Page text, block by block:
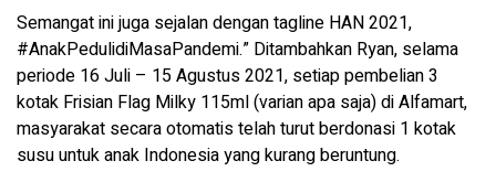
Semangat ini juga sejalan dengan tagline HAN 2021,
#AnakPedulidiMasaPandemi.” Ditambahkan Ryan, selama
periode 16 Juli – 15 Agustus 2021, setiap pembelian 3
kotak Frisian Flag Milky 115ml (varian apa saja) di Alfamart,
masyarakat secara otomatis telah turut berdonasi 1 kotak
susu untuk anak Indonesia yang kurang beruntung.